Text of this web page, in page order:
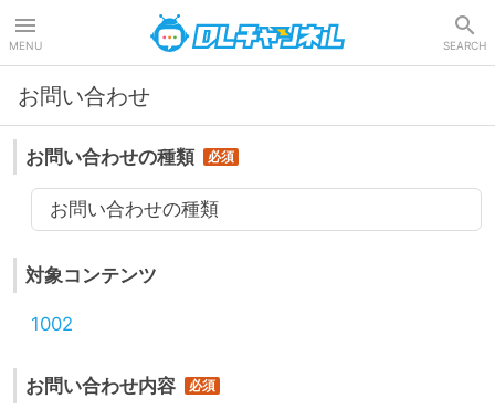
MENU SEARCH
お問い合わせ
お問い合わせの種類
お問い合わせの種類
対象コンテンツ
1002
お問い合わせ内容